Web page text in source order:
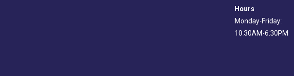
Hours
Monday-Friday:
10:30AM-6:30PM